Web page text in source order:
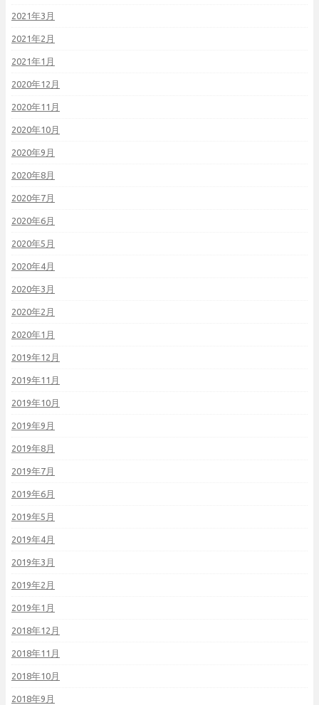
2021年3月
2021年2月
2021年1月
2020年12月
2020年11月
2020年10月
2020年9月
2020年8月
2020年7月
2020年6月
2020年5月
2020年4月
2020年3月
2020年2月
2020年1月
2019年12月
2019年11月
2019年10月
2019年9月
2019年8月
2019年7月
2019年6月
2019年5月
2019年4月
2019年3月
2019年2月
2019年1月
2018年12月
2018年11月
2018年10月
2018年9月